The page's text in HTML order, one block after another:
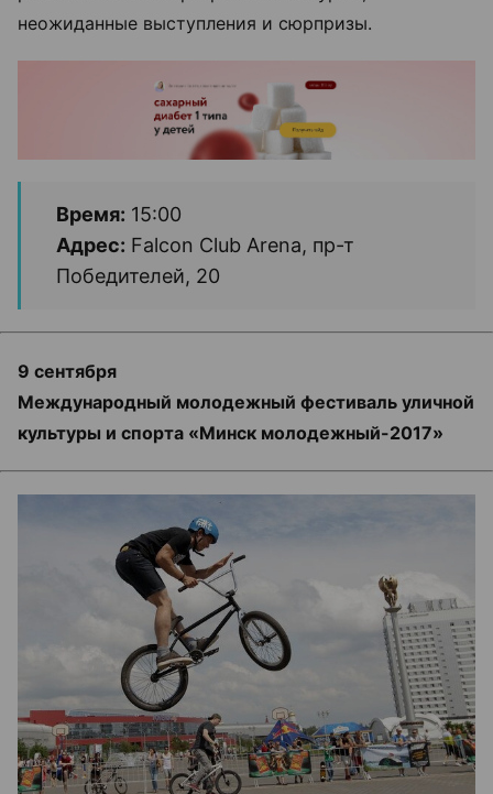
неожиданные выступления и сюрпризы.
Время: 15:00
Адрес: Falcon Club Arena, пр-т
Победителей, 20
9 сентября
Международный молодежный фестиваль уличной
культуры и спорта «Минск молодежный-2017»